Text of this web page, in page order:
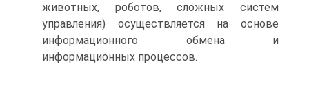
животных, роботов, сложных систем
управления) осуществляется на основе
информационного обмена и
информационных процессов.